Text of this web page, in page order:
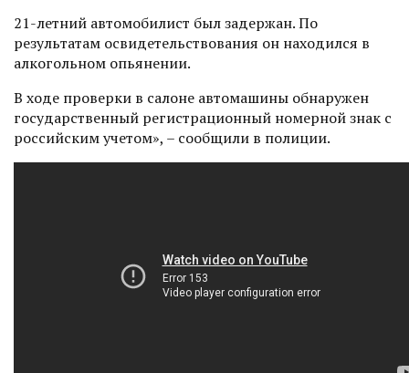
21-летний автомобилист был задержан. По
результатам освидетельствования он находился в
алкогольном опьянении.
В ходе проверки в салоне автомашины обнаружен
государственный регистрационный номерной знак с
российским учетом», – сообщили в полиции.